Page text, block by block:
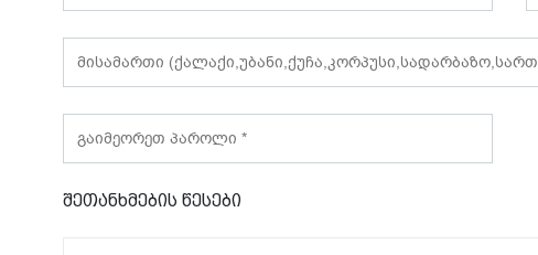
შეთანხმების წესები